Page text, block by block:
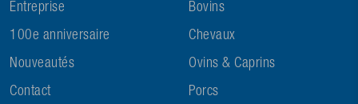
Entreprise
100e anniversaire
Nouveautés
Contact
Bovins
Chevaux
Ovins & Caprins
Porcs